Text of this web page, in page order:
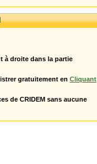
à droite dans la partie
gratuitement en Cliquant
de CRIDEM sans aucune